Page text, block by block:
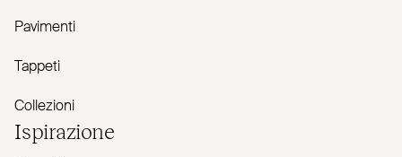
Pavimenti
Tappeti
Collezioni
Ispirazione